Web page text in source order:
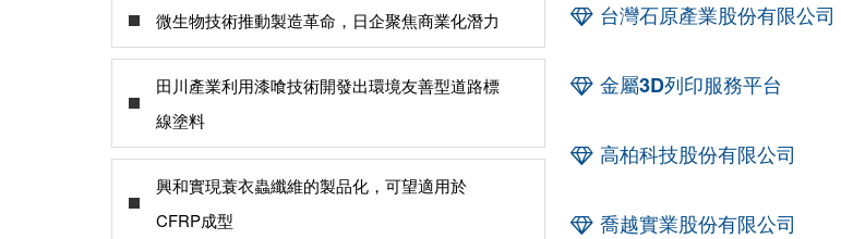
微生物技術推動製造革命，日企聚焦商業化潛力
田川產業利用漆喰技術開發出環境友善型道路標
線塗料
興和實現蓑衣蟲纖維的製品化，可望適用於
CFRP成型
台灣石原產業股份有限公司
金屬3D列印服務平台
高柏科技股份有限公司
喬越實業股份有限公司